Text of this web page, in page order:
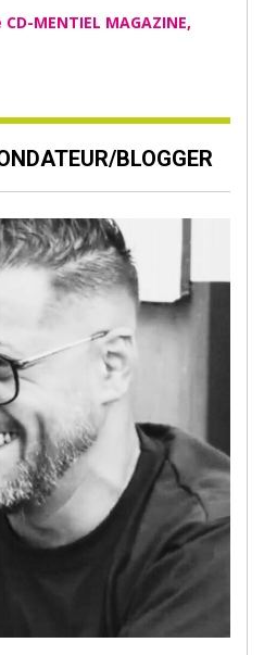
MENTIEL MAGAZINE,
BLOGGER